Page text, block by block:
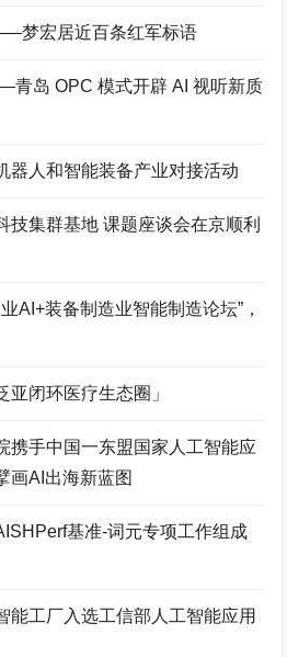
梦宏居近百条红军标语
岛 OPC 模式开辟 AI 视听新质
器人和智能装备产业对接活动
技集群基地 课题座谈会在京顺利
AI+装备制造业智能制造论坛”，
闭环医疗生态圈」
携手中国一东盟国家人工智能应
画AI出海新蓝图
基准-词元专项工作组成
能工厂入选工信部人工智能应用